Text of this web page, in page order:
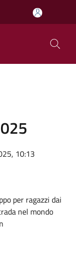
10:13
per ragazzi dai
nel mondo